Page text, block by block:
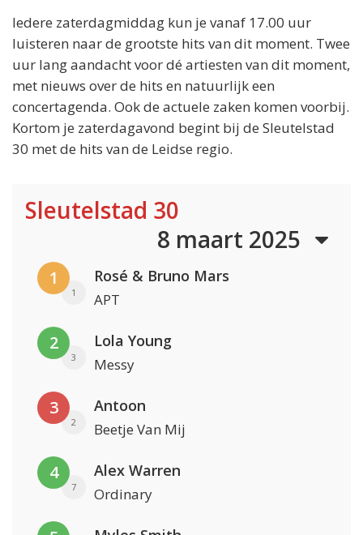
Iedere zaterdagmiddag kun je vanaf 17.00 uur
luisteren naar de grootste hits van dit moment. Twee
uur lang aandacht voor dé artiesten van dit moment,
met nieuws over de hits en natuurlijk een
concertagenda. Ook de actuele zaken komen voorbij.
Kortom je zaterdagavond begint bij de Sleutelstad
30 met de hits van de Leidse regio.
Sleutelstad 30
8 maart 2025
1
1
Rosé & Bruno Mars
APT
2
3
Lola Young
Messy
3
2
Antoon
Beetje Van Mij
4
7
Alex Warren
Ordinary